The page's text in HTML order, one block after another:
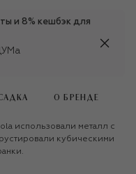
и 8% кешбэк для
О БРЕНДЕ
использовали металл с
кубическими